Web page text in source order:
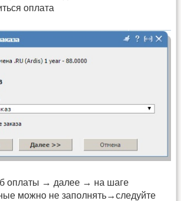
оплата
оплаты → далее → на шаге
можно не заполнять→следуйте